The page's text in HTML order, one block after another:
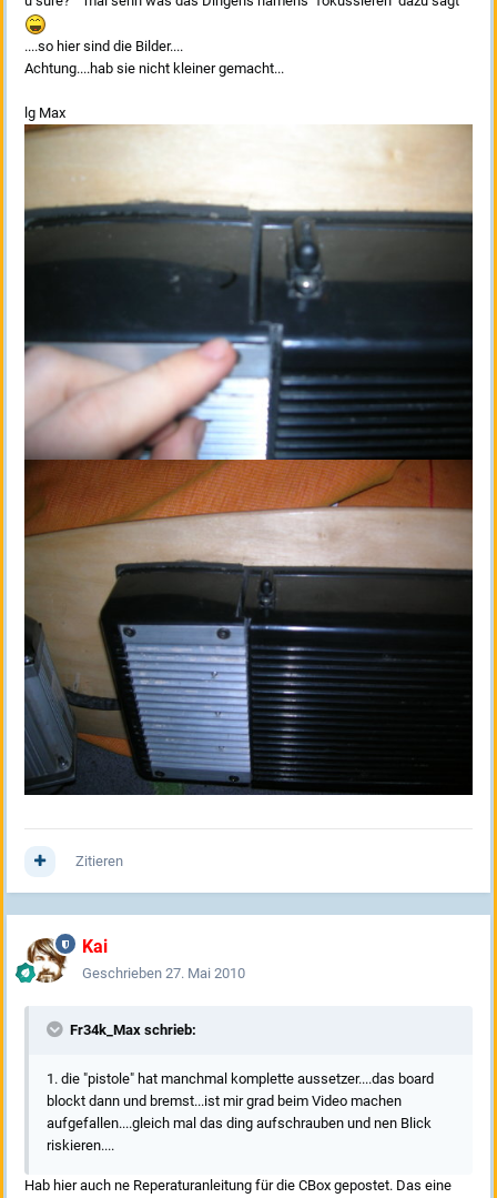
....so hier sind die Bilder....
Achtung....hab sie nicht kleiner gemacht...
lg Max
Zitieren
Kai
Geschrieben 27. Mai 2010
Fr34k_Max schrieb:
1. die "pistole" hat manchmal komplette aussetzer....das board
blockt dann und bremst...ist mir grad beim Video machen
aufgefallen....gleich mal das ding aufschrauben und nen Blick
riskieren....
Hab hier auch ne Reperaturanleitung für die CBox gepostet. Das eine